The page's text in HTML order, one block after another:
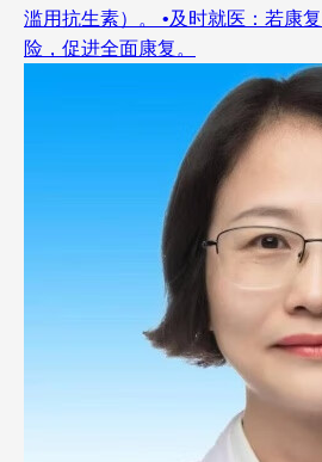
滥用抗生素）。 •及时就医：若康
险，促进全面康复。